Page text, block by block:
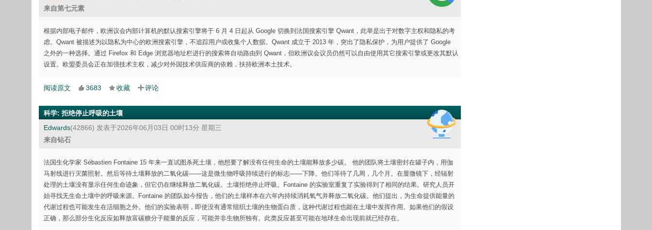
来自第七元素
根据内部电子邮件，欧洲议会内部计算机的默认搜索引擎将于 6 月 4 日起从 Google 切换到法国搜索引擎 Qwant，此举是出于对数字主权和隐私的考
虑。Qwant 被描述为以隐私为中心的欧洲搜索引擎，不追踪用户或收集个人数据。Qwant 成立于 2013 年，突出了隐私保护，为用户提供了 Google
之外的一种选择。通过 Firefox 和 Edge 浏览器地址栏进行的搜索将自动路由到 Qwant，但欧洲议会议员仍然可以自由使用其它搜索引擎或更改其默认
设置。欧盟委员会正在加强技术主权，减少对外国技术供应商的依赖，扶持欧洲本土技术。
阅读原文 3683 收藏 评论
科学: 拒绝停止呼吸的土壤
Edwards(42866) 发表于2026年06月03日 00时13分 星期三
来自钻石
法国生化学家 Sébastien Fontaine 15 年来一直试图杀死土壤，他想要了解没有任何生命的土壤能释放多少碳。 他的团队将土壤密封在罐子内，用伽
马射线进行灭菌照射。然后等待土壤释放的二氧化碳——这是微生物呼吸持续进行的标志——下降。他们等待了几周，几个月。在显微镜下，经辐射
处理的土壤没有显示任何生命迹象，但它仍在继续释放二氧化碳。土壤拒绝停止呼吸。Fontaine 的实验室重复了实验得到了相同的结果。研究人员开
始寻找无生命土壤中的呼吸来源。Fontaine 的团队如今报告，他们的土壤样本在六年内持续消耗氧气并释放二氧化碳。他们提出，为生命提供能量的
代谢过程也可能发生在活细胞之外。他们的实验表明，即使没有通常组织土壤的生物蛋白质，这种代谢过程也能在土壤中发挥作用。如果他们的假设
正确，那么部分生化反应如释放富碳糖分子能量的反应，可能并非生物所独有。此类反应甚至可能在地球生命出现前就已经存在。